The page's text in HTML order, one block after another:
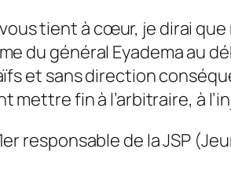
tient à cœur, je dirai
du général Eyadema au
et sans direction
fin à l’arbitraire, à
responsable de la JSP